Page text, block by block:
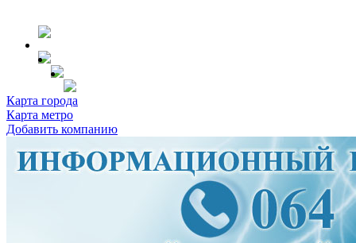
Карта города
Карта метро
Добавить компанию